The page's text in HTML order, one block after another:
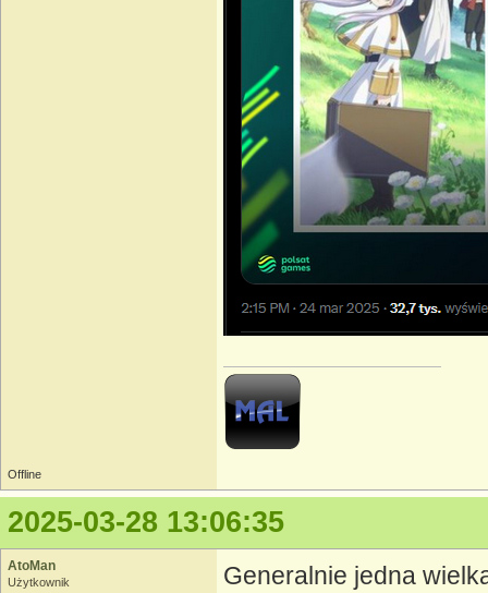
Offline
2025-03-28 13:06:35
AtoMan
Użytkownik
Generalnie jedna